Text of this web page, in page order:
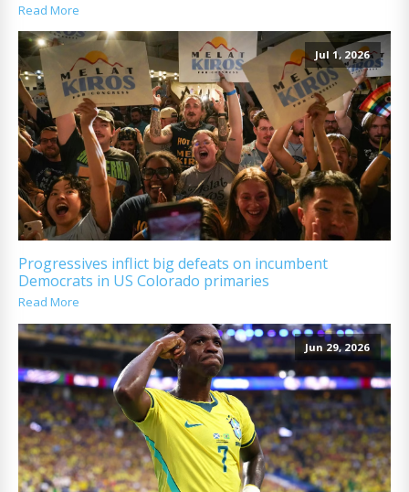
Read More
Jul 1, 2026
Progressives inflict big defeats on incumbent
Democrats in US Colorado primaries
Read More
Jun 29, 2026